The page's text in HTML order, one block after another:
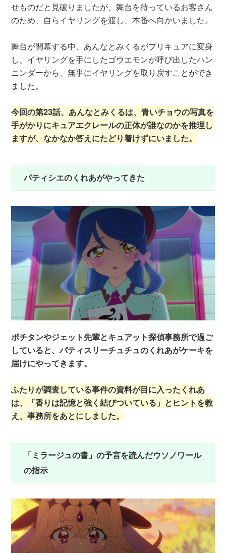
せものだと見破りましたが、舞台を待っているお客さん
のため、自らイヤリングを渡し、本番へ向かいました。
舞台が開幕する中、あんなとみくるがプリキュアに変身
し、イヤリングを手にしたゴウエモンが呼び出したハン
ニンダーから、無事にイヤリングを取り戻すことができ
ました。
今回の第23話、あんなとみくるは、青いチョウの写真を
手がかりにキュアエクレールの正体が誰なのかを推理し
ますが、なかなか答えにたどり着けずにいました。
パティシエのくれあがやってきた
ポチタンやジェット先輩とキュアット探偵事務所で過ご
していると、パティスリーチュチュのくれあがケーキを
届けにやってきます。
ふたりが調査している事件の資料が目に入ったくれあ
は、「香りは記憶と強く結びついている」とヒントを教
え、事務所をあとにしました。
「ミラージュの書」の予言を読んだウソノワール
の指示